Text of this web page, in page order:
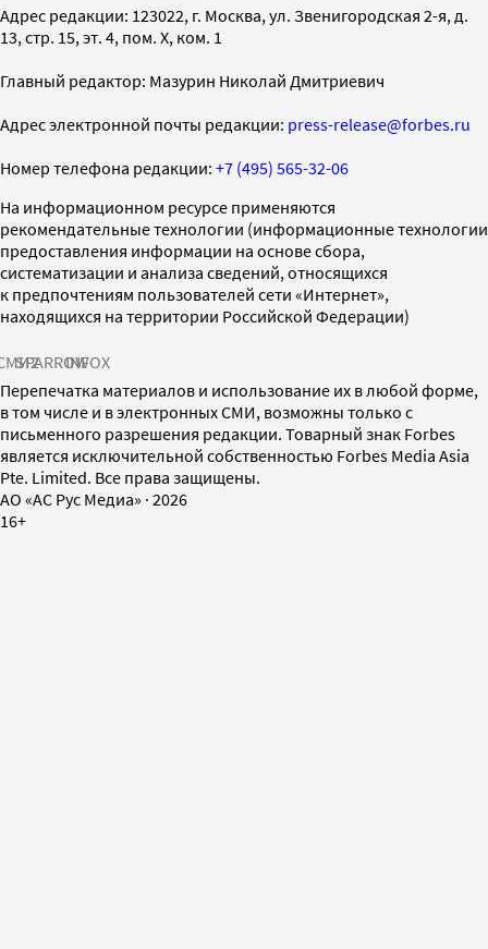
Адрес редакции: 123022, г. Москва, ул. Звенигородская 2-я, д.
13, стр. 15, эт. 4, пом. X, ком. 1
Главный редактор: Мазурин Николай Дмитриевич
Адрес электронной почты редакции: press-release@forbes.ru
Номер телефона редакции: +7 (495) 565-32-06
На информационном ресурсе применяются
рекомендательные технологии (информационные технологии
предоставления информации на основе сбора,
систематизации и анализа сведений, относящихся
к предпочтениям пользователей сети «Интернет»,
находящихся на территории Российской Федерации)
SPARROWINFOX
Перепечатка материалов и использование их в любой форме,
в том числе и в электронных СМИ, возможны только с
письменного разрешения редакции. Товарный знак Forbes
является исключительной собственностью Forbes Media Asia
Pte. Limited. Все права защищены.
AO «АС Рус Медиа» · 2026
16+